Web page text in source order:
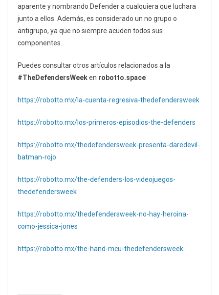
aparente y nombrando Defender a cualquiera que luchara
junto a ellos. Además, es considerado un no grupo o
antigrupo, ya que no siempre acuden todos sus
componentes.
Puedes consultar otros artículos relacionados a la
#TheDefendersWeeken robotto.space
https://robotto.mx/la-cuenta-regresiva-thedefendersweek
https://robotto.mx/los-primeros-episodios-the-defenders
https://robotto.mx/thedefendersweek-presenta-daredevil-
batman-rojo
https://robotto.mx/the-defenders-los-videojuegos-
thedefendersweek
https://robotto.mx/thedefendersweek-no-hay-heroina-
como-jessica-jones
https://robotto.mx/the-hand-mcu-thedefendersweek